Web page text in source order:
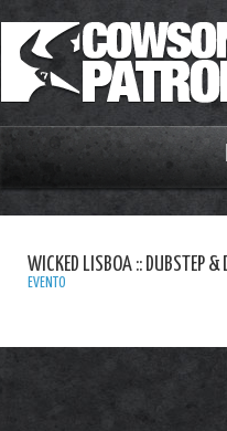
WICKED LISBOA :: DUBSTEP
EVENTO